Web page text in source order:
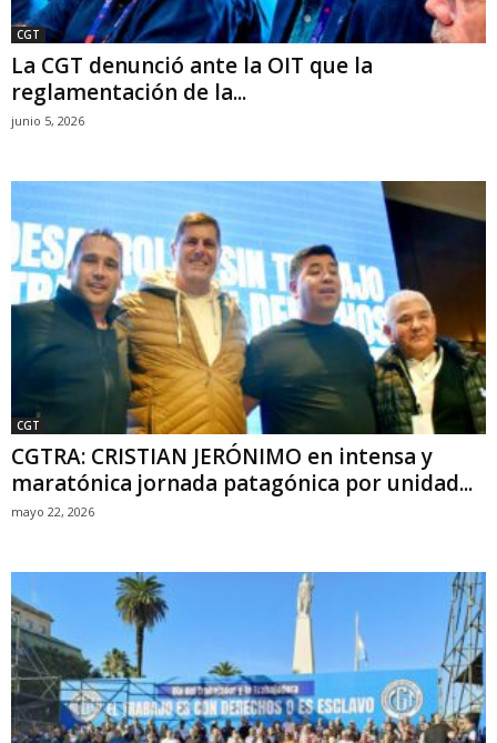
CGT
La CGT denunció ante la OIT que la
reglamentación de la...
junio 5, 2026
CGT
CGTRA: CRISTIAN JERÓNIMO en intensa y
maratónica jornada patagónica por unidad...
mayo 22, 2026